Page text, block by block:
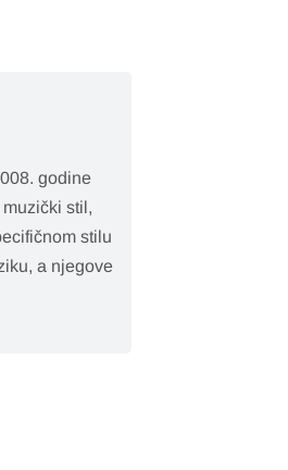
godine
stil,
stilu
a njegove